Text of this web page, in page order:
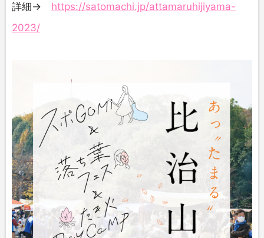
詳細→ https://satomachi.jp/attamaruhijiyama-
2023/